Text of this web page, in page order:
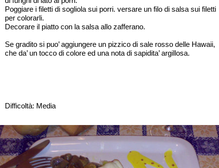
Poggiare i filetti di sogliola sui porri. versare un filo di salsa sui filetti
per colorarli.
Decorare il piatto con la salsa allo zafferano.
Se gradito si puo’ aggiungere un pizzico di sale rosso delle Hawaii,
che da’ un tocco di colore ed una nota di sapidita’ argillosa.
Difficoltà: Media